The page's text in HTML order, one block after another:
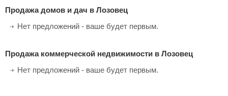
Продажа домов и дач в Лозовец
Нет предложений - ваше будет первым.
Продажа коммерческой недвижимости в Лозовец
Нет предложений - ваше будет первым.